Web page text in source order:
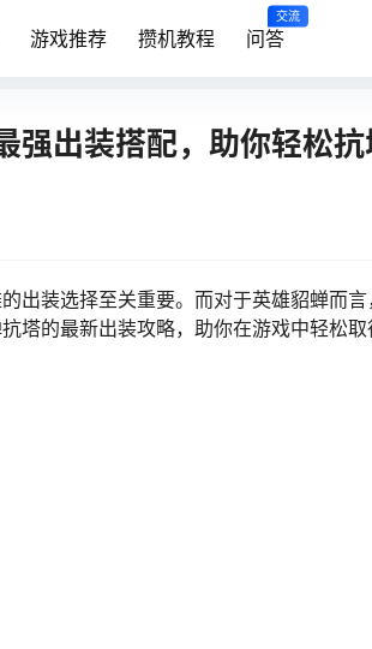
游戏推荐 攒机教程 问答
交流
强出装搭配，助你轻松抗
出装选择至关重要。而对于英雄貂蝉而
塔的最新出装攻略，助你在游戏中轻松取